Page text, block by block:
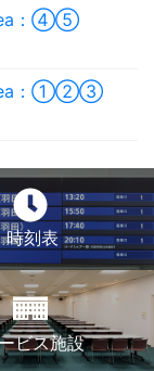
：④⑤
：①②③
時刻表
ビス施設